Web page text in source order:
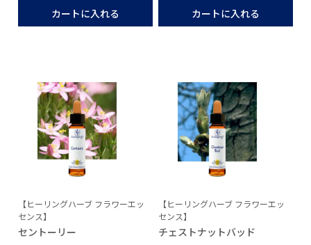
カートに入れる カートに入れる
【ヒーリングハーブ フラワーエッ
センス】
セントーリー
【ヒーリングハーブ フラワーエッ
センス】
チェストナットバッド